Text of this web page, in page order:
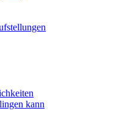
kann